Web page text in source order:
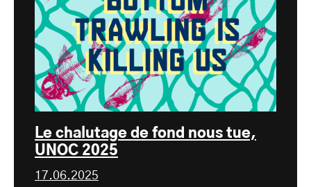
Le chalutage de fond nous tue,
UNOC 2025
17.06.2025